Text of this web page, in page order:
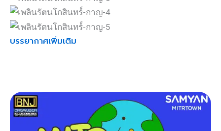
บรรยากาศเพิ่มเติม